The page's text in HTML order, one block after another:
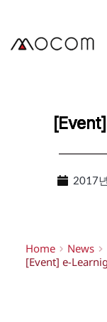
2017
Home News
[Event] e-